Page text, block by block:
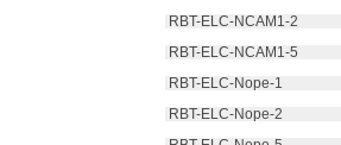
RBT-ELC-NCAM1-2
RBT-ELC-NCAM1-5
RBT-ELC-Nope-1
RBT-ELC-Nope-2